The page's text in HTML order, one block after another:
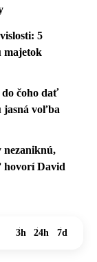
5
majetok
čoho dať
jasná voľba
nezaniknú,
hovorí David
3h 24h 7d